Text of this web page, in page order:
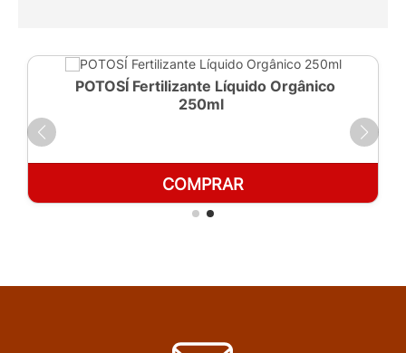
POTOSÍ Fertilizante Líquido Orgânico
250ml
COMPRAR